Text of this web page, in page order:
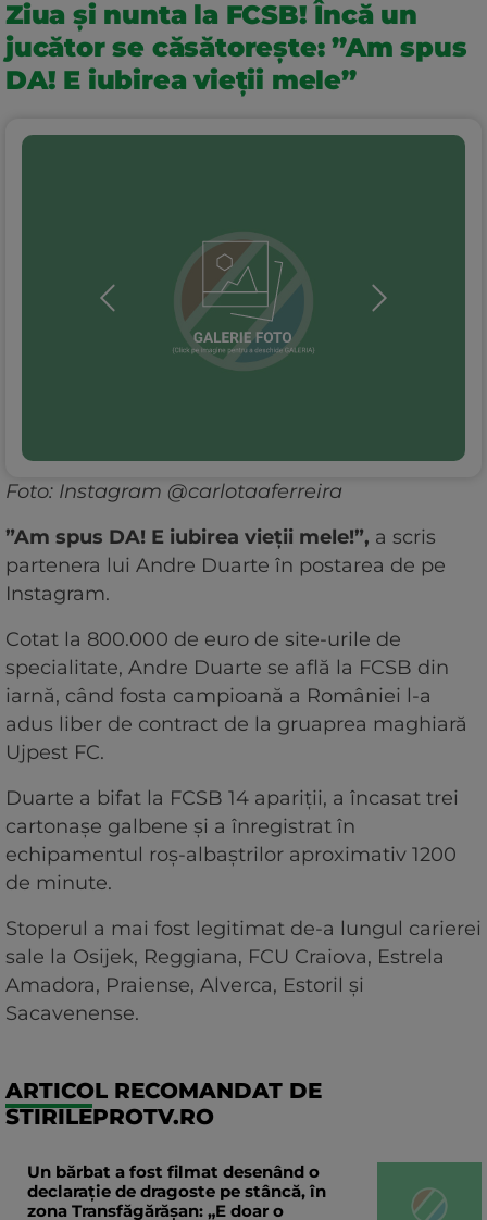
Ziua și nunta la FCSB! Încă un
jucător se căsătorește: ”Am spus
DA! E iubirea vieții mele”
Foto: Instagram @carlotaaferreira
”Am spus DA! E iubirea vieții mele!”, a scris
partenera lui Andre Duarte în postarea de pe
Instagram.
Cotat la 800.000 de euro de site-urile de
specialitate, Andre Duarte se află la FCSB din
iarnă, când fosta campioană a României l-a
adus liber de contract de la gruaprea maghiară
Ujpest FC.
Duarte a bifat la FCSB 14 apariții, a încasat trei
cartonașe galbene și a înregistrat în
echipamentul roș-albaștrilor aproximativ 1200
de minute.
Stoperul a mai fost legitimat de-a lungul carierei
sale la Osijek, Reggiana, FCU Craiova, Estrela
Amadora, Praiense, Alverca, Estoril și
Sacavenense.
ARTICOL RECOMANDAT DE
STIRILEPROTV.RO
Un bărbat a fost filmat desenând o
declaraţie de dragoste pe stâncă, în
zona Transfăgărăşan: „E doar o